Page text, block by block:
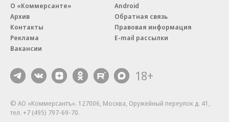
О «Коммерсанте»
Архив
Контакты
Реклама
Вакансии
Android
Обратная связь
Правовая информация
E-mail рассылки
18+
© АО «Коммерсантъ». 127006, Москва, Оружейный переулок д. 41,
тел. +7 (495) 797-69-70.